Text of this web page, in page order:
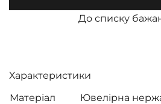
До списку
Характеристики
Матеріал
Ювелірна